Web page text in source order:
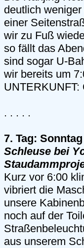
deutlich
einer
wir zu Fuß
so fällt das
sind sogar U-
wir bereits um
. . . . .
7. Tag:
Schleuse bei
Kurz vor 6:00
vibriert die
unsere
noch auf der
aus unserem